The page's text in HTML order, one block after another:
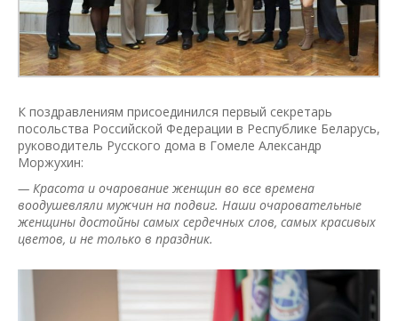
К поздравлениям присоединился первый секретарь
посольства Российской Федерации в Республике Беларусь,
руководитель Русского дома в Гомеле Александр
Моржухин:
— Красота и очарование женщин во все времена
воодушевляли мужчин на подвиг. Наши очаровательные
женщины достойны самых сердечных слов, самых красивых
цветов, и не только в праздник.